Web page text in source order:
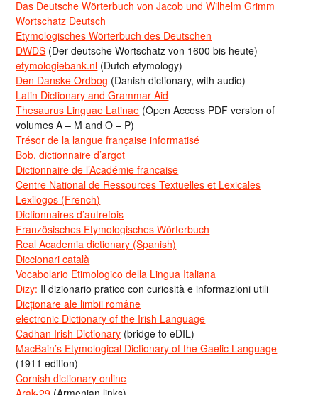
Das Deutsche Wörterbuch von Jacob und Wilhelm Grimm
Wortschatz Deutsch
Etymologisches Wörterbuch des Deutschen
DWDS (Der deutsche Wortschatz von 1600 bis heute)
etymologiebank.nl (Dutch etymology)
Den Danske Ordbog (Danish dictionary, with audio)
Latin Dictionary and Grammar Aid
Thesaurus Linguae Latinae (Open Access PDF version of
volumes A – M and O – P)
Trésor de la langue française informatisé
Bob, dictionnaire d’argot
Dictionnaire de l’Académie francaise
Centre National de Ressources Textuelles et Lexicales
Lexilogos (French)
Dictionnaires d’autrefois
Französisches Etymologisches Wörterbuch
Real Academia dictionary (Spanish)
Diccionari català
Vocabolario Etimologico della Lingua Italiana
Dizy: Il dizionario pratico con curiosità e informazioni utili
Dicționare ale limbii române
electronic Dictionary of the Irish Language
Cadhan Irish Dictionary (bridge to eDIL)
MacBain’s Etymological Dictionary of the Gaelic Language
(1911 edition)
Cornish dictionary online